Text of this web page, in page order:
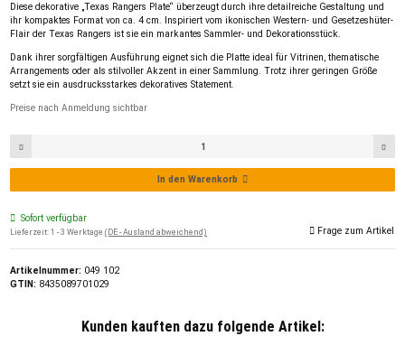
Diese dekorative „Texas Rangers Plate“ überzeugt durch ihre detailreiche Gestaltung und
ihr kompaktes Format von ca. 4 cm. Inspiriert vom ikonischen Western- und Gesetzeshüter-
Flair der Texas Rangers ist sie ein markantes Sammler- und Dekorationsstück.
Dank ihrer sorgfältigen Ausführung eignet sich die Platte ideal für Vitrinen, thematische
Arrangements oder als stilvoller Akzent in einer Sammlung. Trotz ihrer geringen Größe
setzt sie ein ausdrucksstarkes dekoratives Statement.
Preise nach Anmeldung sichtbar
In den Warenkorb
Sofort verfügbar
Lieferzeit: 1 - 3 Werktage (DE - Ausland abweichend) Frage zum Artikel
Artikelnummer: 049 102
GTIN: 8435089701029
Kunden kauften dazu folgende Artikel: